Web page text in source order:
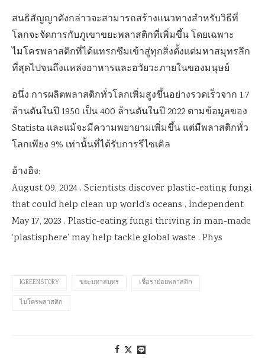
สนธิสัญญาดังกล่าวจะสามารถสร้างแนวทางสำหรับวิธีที่
โลกจะจัดการกับภูเขาขยะพลาสติกที่เพิ่มขึ้น โดยเฉพาะ
ไมโครพลาสติกที่ได้แทรกซึมเข้าสู่ทุกสิ่งตั้งแต่มหาสมุทรลึก
ที่สุดไปจนถึงแหล่งอาหารและอวัยวะภายในของมนุษย์
อนึ่ง การผลิตพลาสติกทั่วโลกเพิ่มสูงขึ้นอย่างรวดเร็วจาก 1.7
ล้านตันในปี 1950 เป็น 400 ล้านตันในปี 2022 ตามข้อมูลของ
Statista และแม้จะมีความพยายามเพิ่มขึ้น แต่มีพลาสติกทั่ว
โลกเพียง 9% เท่านั้นที่ได้รับการรีไซเคิล
อ้างอิง:
August 09, 2024 . Scientists discover plastic-eating fungi
that could help clean up world’s oceans . Independent
May 17, 2023 . Plastic-eating fungi thriving in man-made
‘plastisphere’ may help tackle global waste . Phys
IGREENSTORY ขยะมหาสมุทร เชื้อราย่อยพลาสติก
ไมโครพลาสติก